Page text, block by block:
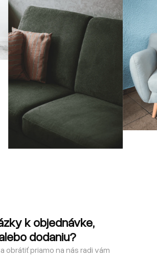
k objednávke,
dodaniu?
obrátiť priamo na nás radi vám